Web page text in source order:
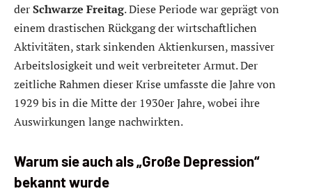
derSchwarze Freitag. Diese Periode war geprägt von
einem drastischen Rückgang der wirtschaftlichen
Aktivitäten, stark sinkenden Aktienkursen, massiver
Arbeitslosigkeit und weit verbreiteter Armut. Der
zeitliche Rahmen dieser Krise umfasste die Jahre von
1929 bis in die Mitte der 1930er Jahre, wobei ihre
Auswirkungen lange nachwirkten.
Warum sie auch als „Große Depression“
bekannt wurde